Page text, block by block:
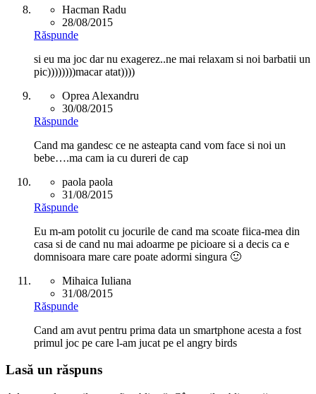
Hacman Radu
28/08/2015
Răspunde
si eu ma joc dar nu exagerez..ne mai relaxam si noi barbatii un
pic))))))))macar atat))))
Oprea Alexandru
30/08/2015
Răspunde
Cand ma gandesc ce ne asteapta cand vom face si noi un
bebe….ma cam ia cu dureri de cap
paola paola
31/08/2015
Răspunde
Eu m-am potolit cu jocurile de cand ma scoate fiica-mea din
casa si de cand nu mai adoarme pe picioare si a decis ca e
domnisoara mare care poate adormi singura 🙂
Mihaica Iuliana
31/08/2015
Răspunde
Cand am avut pentru prima data un smartphone acesta a fost
primul joc pe care l-am jucat pe el angry birds
Lasă un răspuns